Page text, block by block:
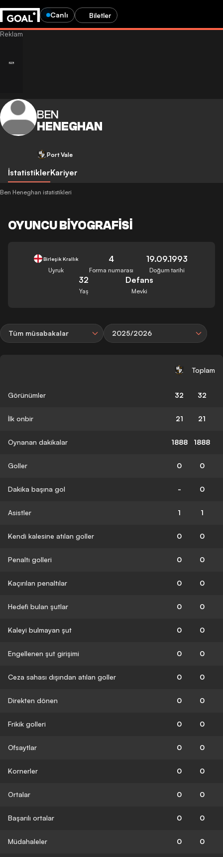
Canlı Biletler
BEN
HENEGHAN
Port Vale
İstatistiklerKariyer
Ben Heneghan istatistikleri
OYUNCU BIYOGRAFISI
Birleşik Krallık
Uyruk
4
Forma numarası
19.09.1993
Doğum tarihi
32
Yaş
Defans
Mevki
Tüm müsabakalar 2025/2026
Toplam
Görünümler 32 32
İlk onbir 21 21
Oynanan dakikalar 1888 1888
Goller 0 0
Dakika başına gol - 0
Asistler 1 1
Kendi kalesine atılan goller 0 0
Penaltı golleri 0 0
Kaçırılan penaltılar 0 0
Hedefi bulan şutlar 0 0
Kaleyi bulmayan şut 0 0
Engellenen şut girişimi 0 0
Ceza sahası dışından atılan goller 0 0
Direkten dönen 0 0
Frikik golleri 0 0
Ofsaytlar 0 0
Kornerler 0 0
Ortalar 0 0
Başarılı ortalar 0 0
Müdahaleler 0 0